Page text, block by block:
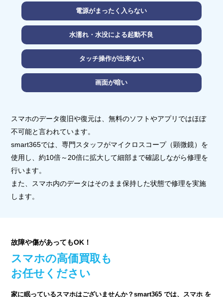
電源がまったく入らない
水濡れ・水没による起動不良
タッチ操作が出来ない
画面が暗い
スマホのデータ復旧や復元は、無料のソフトやアプリではほぼ
不可能と言われています。
smart365では、専門スタッフがマイクロスコープ（顕微鏡）を
使用し、約10倍～20倍に拡大して細部まで確認しながら修理を
行います。
また、スマホ内のデータはそのまま保持した状態で修理を実施
します。
故障や傷があってもOK！
スマホの高価買取も
お任せください
家に眠っているスマホはございませんか？smart365 では、スマホ を